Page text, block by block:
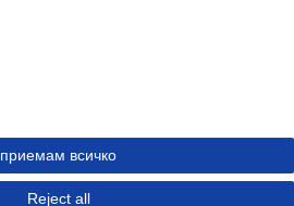
приемам всичко
Reject all